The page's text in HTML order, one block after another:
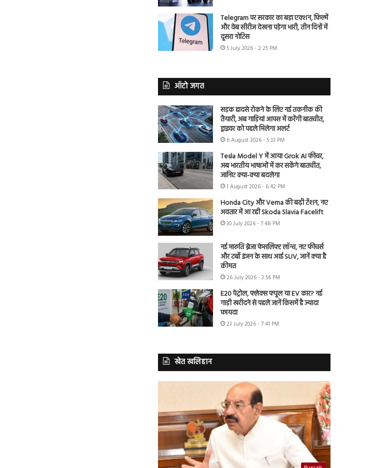
Telegram पर सरकार का बड़ा एक्शन, फिल्में
और वेब सीरीज देखना पड़ेगा भारी, तीन दिनों में
दूसरा नोटिस
5 July 2026 - 2:25 PM
ऑटो जगत
सड़क हादसे रोकने के लिए नई तकनीक की
तैयारी, अब गाड़ियां आपस में करेंगी बातचीत,
ड्राइवर को पहले मिलेगा अलर्ट
6 August 2026 - 5:33 PM
Tesla Model Y में आया Grok AI फीचर,
अब भारतीय भाषाओं में कर सकेंगे बातचीत,
जानिए क्या-क्या बदलेगा
1 August 2026 - 6:42 PM
Honda City और Verna की बढ़ी टेंशन, नए
अवतार में आ रही Skoda Slavia Facelift
30 July 2026 - 7:48 PM
नई मारुति ब्रेजा फेसलिफ्ट लॉन्च, नए फीचर्स
और टर्बो इंजन के साथ आई SUV, जानें क्या है
कीमत
26 July 2026 - 3:56 PM
E20 पेट्रोल, फ्लेक्स फ्यूल या EV कार? नई
गाड़ी खरीदने से पहले जानें किसमें है ज्यादा
फायदा
23 July 2026 - 7:41 PM
खेत खलिहान